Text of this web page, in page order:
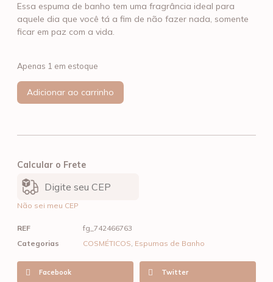
Essa espuma de banho tem uma fragrância ideal para
aquele dia que você tá a fim de não fazer nada, somente
ficar em paz com a vida.
Apenas 1 em estoque
Adicionar ao carrinho
Calcular o Frete
Não sei meu CEP
REF
fg_742466763
Categorias
COSMÉTICOS, Espumas de Banho
Facebook Twitter